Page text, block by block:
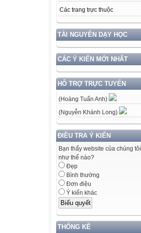
Các trang trực thuộc
TÀI NGUYÊN DẠY HỌC
CÁC Ý KIẾN MỚI NHẤT
HỖ TRỢ TRỰC TUYẾN
(Hoàng Tuấn Anh)
(Nguyễn Khánh Long)
ĐIỀU TRA Ý KIẾN
Bạn thấy website của chúng tôi
như thế nào?
Đẹp
Bình thường
Đơn điệu
Ý kiến khác
THỐNG KÊ